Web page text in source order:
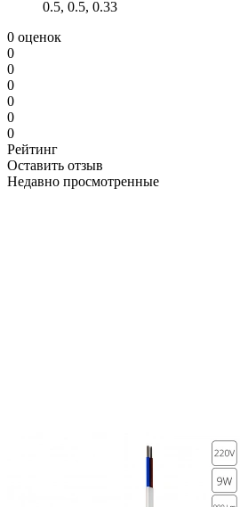
0.5, 0.5, 0.33
0 оценок
0
0
0
0
0
0
Рейтинг
Оставить отзыв
Недавно просмотренные